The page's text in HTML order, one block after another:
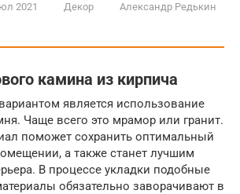
2021 Декор Александр Редькин
камина из кирпича
является использование
Чаще всего это мрамор или гранит.
поможет сохранить оптимальный
а также станет лучшим
В процессе укладки подобные
обязательно заворачивают в